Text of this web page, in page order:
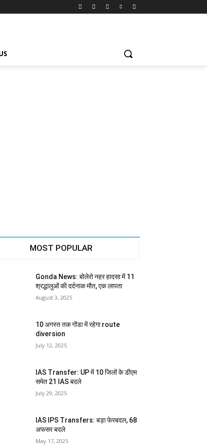
MOST POPULAR
Gonda News: बोलेरो नहर हादसा में 11
श्रद्धालुओं की दर्दनाक मौत, एक लापता
August 3, 2025
10 अगस्त तक गोंडा में रहेगा route
diversion
July 12, 2025
IAS Transfer: UP में 10 जिलों के डीएम
समेत 21 IAS बदले
July 29, 2025
IAS IPS Transfers: बड़ा फेरबदल, 68
अफसर बदले
May 17, 2025